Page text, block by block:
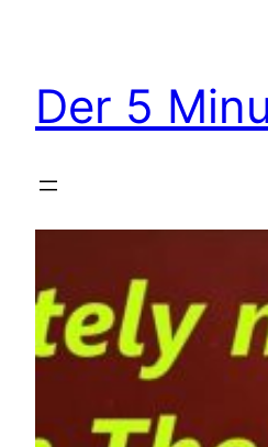
Der 5